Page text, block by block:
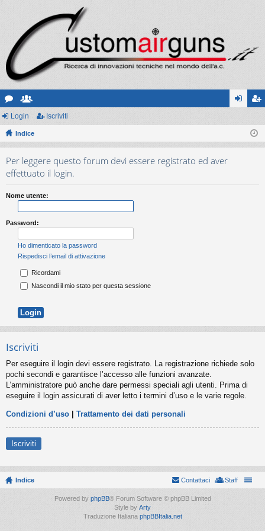
or
u
sc
ritt riv
Login Iscriviti
Indice
Per leggere questo forum devi essere registrato ed aver
effettuato il login.
Nome utente:
Password:
Ho dimenticato la password
Rispedisci l’email di attivazione
Ricordami
Nascondi il mio stato per questa sessione
Iscriviti
Per eseguire il login devi essere registrato. La registrazione richiede solo
pochi secondi e garantisce l’accesso alle funzioni avanzate.
L’amministratore può anche dare permessi speciali agli utenti. Prima di
eseguire il login assicurati di aver letto i termini d’uso e le varie regole.
Condizioni d’uso Trattamento dei dati personali
Iscriviti
Indice Staff
Contattaci
Powered by phpBB® Forum Software © phpBB Limited
Style by Arty
Traduzione Italiana phpBBItalia.net